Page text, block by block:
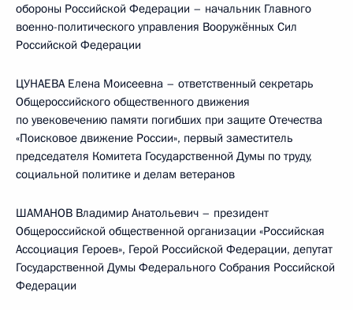
обороны Российской Федерации – начальник Главного
военно-политического управления Вооружённых Сил
Российской Федерации
ЦУНАЕВА Елена Моисеевна – ответственный секретарь
Общероссийского общественного движения
по увековечению памяти погибших при защите Отечества
«Поисковое движение России», первый заместитель
председателя Комитета Государственной Думы по труду,
социальной политике и делам ветеранов
ШАМАНОВ Владимир Анатольевич – президент
Общероссийской общественной организации «Российская
Ассоциация Героев», Герой Российской Федерации, депутат
Государственной Думы Федерального Собрания Российской
Федерации